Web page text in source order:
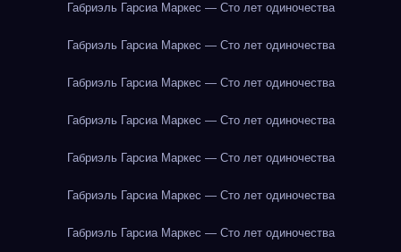
Габриэль Гарсиа Маркес — Сто лет одиночества
Габриэль Гарсиа Маркес — Сто лет одиночества
Габриэль Гарсиа Маркес — Сто лет одиночества
Габриэль Гарсиа Маркес — Сто лет одиночества
Габриэль Гарсиа Маркес — Сто лет одиночества
Габриэль Гарсиа Маркес — Сто лет одиночества
Габриэль Гарсиа Маркес — Сто лет одиночества